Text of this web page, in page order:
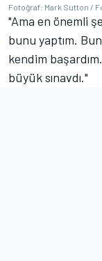
Fotoğraf: Mark Sutton /
"Ama en önemli
bunu yaptım.
kendim
büyük sınavdı."